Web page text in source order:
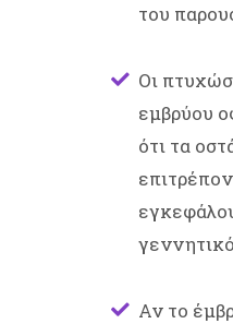
του
Οι
εμβρύου
ότι τα
Αν το